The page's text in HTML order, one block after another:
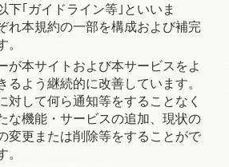
下｢ガイドライン等｣といいま
れ本規約の一部を構成および補完
。
が本サイトおよび本サービスをよ
るよう継続的に改善しています。
対して何ら通知等をすることなく
な機能・サービスの追加、現状の
変更または削除等をすることがで
。